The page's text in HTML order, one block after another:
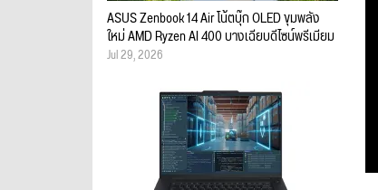
ASUS Zenbook 14 Air โน้ตบุ๊ก OLED ขุมพลัง
ใหม่ AMD Ryzen AI 400 บางเฉียบดีไซน์พรีเมียม
Jul 29, 2026